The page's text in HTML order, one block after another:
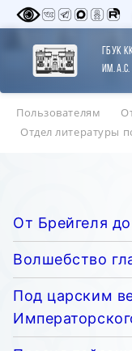
ГБУК
им.
Пользователям
Отдел литературы
От Брейгеля
Волшебство
Под царским